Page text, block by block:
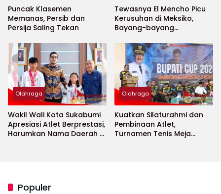
Puncak Klasemen
Memanas, Persib dan
Persija Saling Tekan
Tewasnya El Mencho Picu
Kerusuhan di Meksiko,
Bayang-bayang
2026 Menguat
Olahraga
Wakil Wali Kota Sukabumi
Apresiasi Atlet Berprestasi,
Harumkan Nama Daerah di
Olahraga
Kuatkan Silaturahmi dan
Pembinaan Atlet,
Turnamen Tenis Meja
Populer